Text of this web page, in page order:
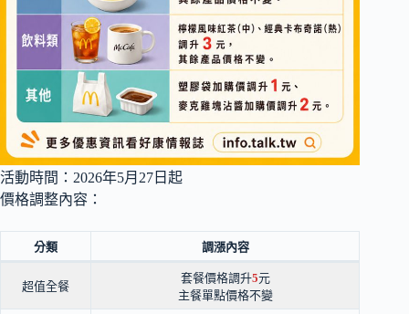
活動時間：2026年5月27日起
價格調整內容：
分類 調漲內容
超值全餐
套餐價格調升5元
主餐單點價格不變